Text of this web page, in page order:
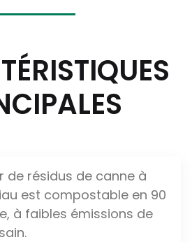
de résidus de canne à
est compostable en 90
à faibles émissions de